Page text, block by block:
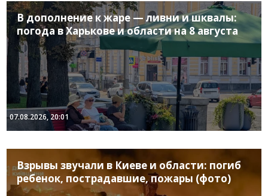
В дополнение к жаре — ливни и шквалы:
погода в Харькове и области на 8 августа
07.08.2026, 20:01
Взрывы звучали в Киеве и области: погиб
ребенок, пострадавшие, пожары (фото)